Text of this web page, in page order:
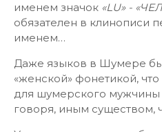
именем значок «LU» -
обязателен в клинописи
именем…
Даже языков в Шумере
«женской» фонетикой,
для шумерского
говоря, иным существом,